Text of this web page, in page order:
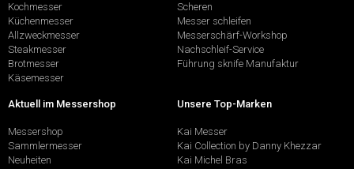
Kochmesser
Küchenmesser
Allzweckmesser
Steakmesser
Brotmesser
Käsemesser
Scheren
Messer schleifen
Messerschärf-Workshop
Nachschleif-Service
Führung sknife Manufaktur
Aktuell im Messershop
Messershop
Sammlermesser
Neuheiten
Unsere Top-Marken
Kai Messer
Kai Collection by Danny Khezzar
Kai Michel Bras